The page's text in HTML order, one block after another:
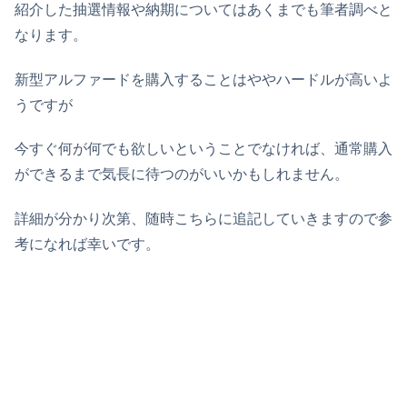
紹介した抽選情報や納期についてはあくまでも筆者調べと
なります。
新型アルファードを購入することはややハードルが高いよ
うですが
今すぐ何が何でも欲しいということでなければ、通常購入
ができるまで気長に待つのがいいかもしれません。
詳細が分かり次第、随時こちらに追記していきますので参
考になれば幸いです。